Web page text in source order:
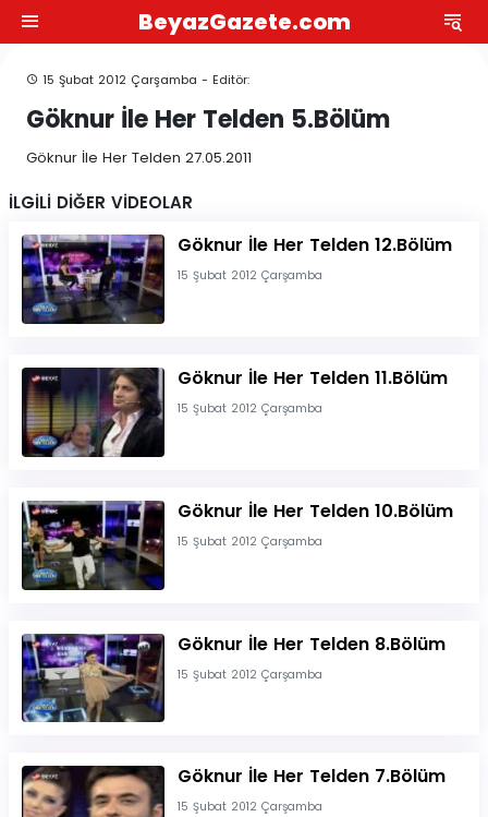
BeyazGazete.com
15 Şubat 2012 Çarşamba - Editör:
Göknur İle Her Telden 5.Bölüm
Göknur İle Her Telden 27.05.2011
İLGİLİ DİĞER VİDEOLAR
Göknur İle Her Telden 12.Bölüm
15 Şubat 2012 Çarşamba
Göknur İle Her Telden 11.Bölüm
15 Şubat 2012 Çarşamba
Göknur İle Her Telden 10.Bölüm
15 Şubat 2012 Çarşamba
Göknur İle Her Telden 8.Bölüm
15 Şubat 2012 Çarşamba
Göknur İle Her Telden 7.Bölüm
15 Şubat 2012 Çarşamba